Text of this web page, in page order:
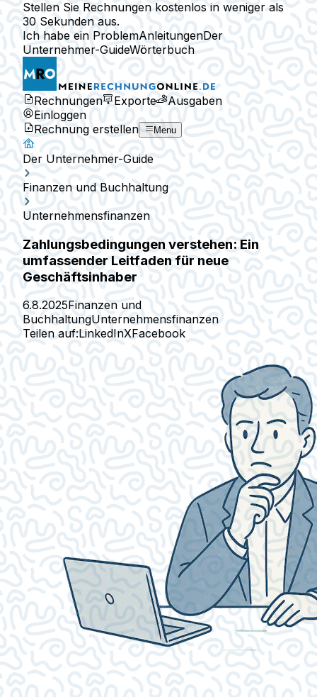
Stellen Sie Rechnungen kostenlos in weniger als
30 Sekunden aus.
Ich habe ein ProblemAnleitungenDer
Unternehmer-GuideWörterbuch
Rechnungen Exporte
Ausgaben
Einloggen
Rechnung erstellen
Menu
Der Unternehmer-Guide
Finanzen und Buchhaltung
Unternehmensfinanzen
Zahlungsbedingungen verstehen: Ein
umfassender Leitfaden für neue
Geschäftsinhaber
6.8.2025Finanzen und
BuchhaltungUnternehmensfinanzen
Teilen auf:LinkedInXFacebook